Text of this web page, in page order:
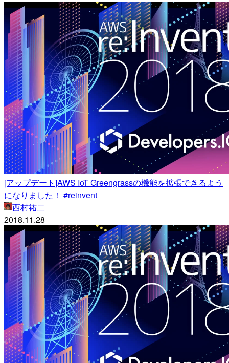
[アップデート]AWS IoT Greengrassの機能を拡張できるよう
になりました！ #reinvent
西村祐二
2018.11.28